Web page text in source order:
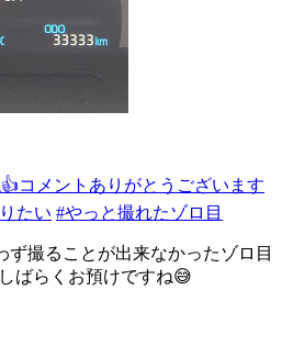
コメントありがとうございます
たい #やっと撮れたゾロ目
ず撮ることが出来なかったゾロ目
ばらくお預けですね😅